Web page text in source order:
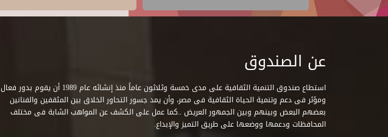
عن الصندوق
استطاع صندوق التنمية الثقافية على مدى خمسة وثلاثون عاماً منذ إنشائه عام 1989 أن يقوم بدور فعال
ومؤثر فى دعم وتنمية الحياة الثقافية فى مصر، وأن يمد جسور التحاور الخلاق بين المثقفين والفنانين
بعضهم البعض وبينهم وبين الجمهور العريض ..كما عمل على الكشف عن المواهب الشابة فى مختلف
المحافظات ودعمها ووضعها على طريق التميز والإبداع.